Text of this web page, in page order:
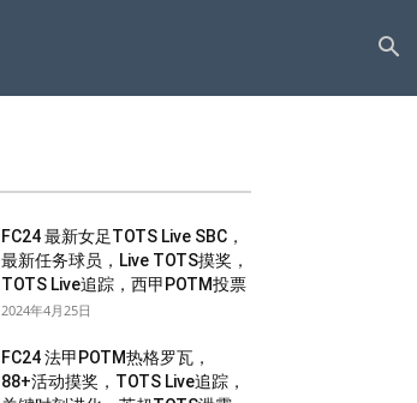
FC24 最新女足TOTS Live SBC，
最新任务球员，Live TOTS摸奖，
TOTS Live追踪，西甲POTM投票
2024年4月25日
FC24 法甲POTM热格罗瓦，
88+活动摸奖，TOTS Live追踪，